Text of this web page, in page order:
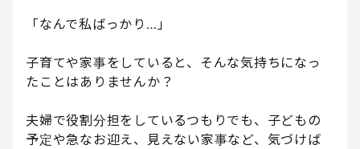
「なんで私ばっかり…」
子育てや家事をしていると、そんな気持ちになっ
たことはありませんか？
夫婦で役割分担をしているつもりでも、子どもの
予定や急なお迎え、見えない家事など、気づけば